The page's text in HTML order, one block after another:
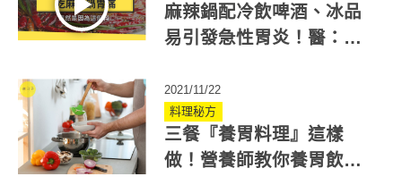
麻辣鍋配冷飲啤酒、冰品
易引發急性胃炎！醫：避
2021/11/22
料理秘方
三餐『養胃料理』這樣
做！營養師教你養胃飲食